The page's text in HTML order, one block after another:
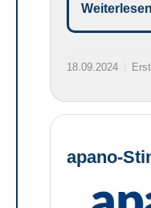
Weiterlesen
18.09.2024
apano-